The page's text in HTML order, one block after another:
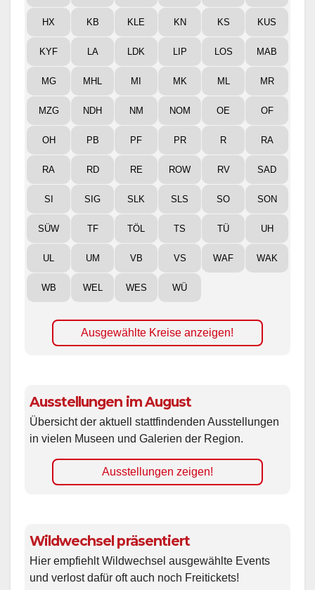
HX KB KLE KN KS KUS
KYF LA LDK LIP LOS MAB
MG MHL MI MK ML MR
MZG NDH NM NOM OE OF
OH PB PF PR R RA
RA RD RE ROW RV SAD
SI SIG SLK SLS SO SON
SÜW TF TÖL TS TÜ UH
UL UM VB VS WAF WAK
WB WEL WES WÜ
Ausgewählte Kreise anzeigen!
Ausstellungen im August
Übersicht der aktuell stattfindenden Ausstellungen
in vielen Museen und Galerien der Region.
Ausstellungen zeigen!
Wildwechsel präsentiert
Hier empfiehlt Wildwechsel ausgewählte Events
und verlost dafür oft auch noch Freitickets!